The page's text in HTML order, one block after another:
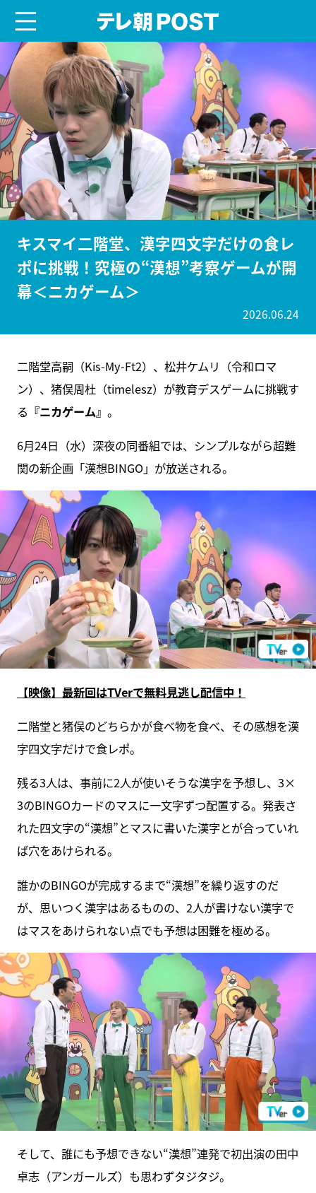
キスマイ二階堂、漢字四文字だけの食レ
ポに挑戦！究極の“漢想”考察ゲームが開
幕＜ニカゲーム＞
2026.06.24
二階堂高嗣（Kis-My-Ft2）、松井ケムリ（令和ロマ
ン）、猪俣周杜（timelesz）が教育デスゲームに挑戦す
る 『ニカゲーム』 。
6月24日（水）深夜の同番組では、シンプルながら超難
関の新企画「漢想BINGO」が放送される。
【映像】最新回はTVerで無料見逃し配信中！
二階堂と猪俣のどちらかが食べ物を食べ、その感想を漢
字四文字だけで食レポ。
残る3人は、事前に2人が使いそうな漢字を予想し、3×
3のBINGOカードのマスに一文字ずつ配置する。発表さ
れた四文字の“漢想”とマスに書いた漢字とが合っていれ
ば穴をあけられる。
誰かのBINGOが完成するまで“漢想”を繰り返すのだ
が、思いつく漢字はあるものの、2人が書けない漢字で
はマスをあけられない点でも予想は困難を極める。
そして、誰にも予想できない“漢想”連発で初出演の田中
卓志（アンガールズ）も思わずタジタジ。